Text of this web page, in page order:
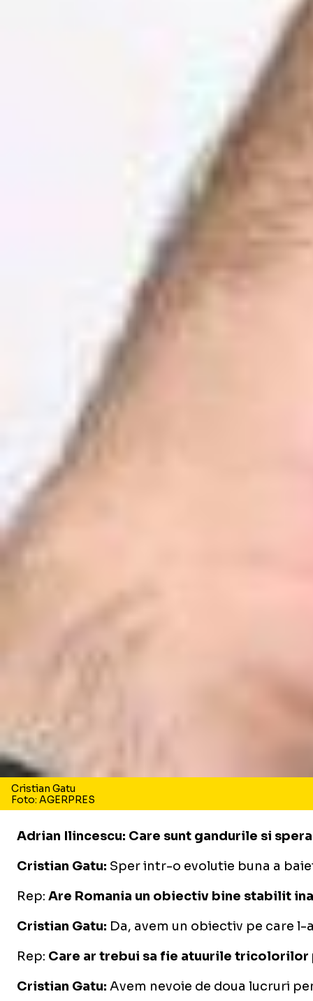
Cristian Gatu
Foto: AGERPRES
Adrian Ilincescu: Care sunt gandurile si
Cristian Gatu: Sper intr-o evolutie buna a
Rep: Are Romania un obiectiv bine stabilit
Cristian Gatu: Da, avem un obiectiv pe care
Rep: Care ar trebui sa fie atuurile
Cristian Gatu: Avem nevoie de doua lucruri